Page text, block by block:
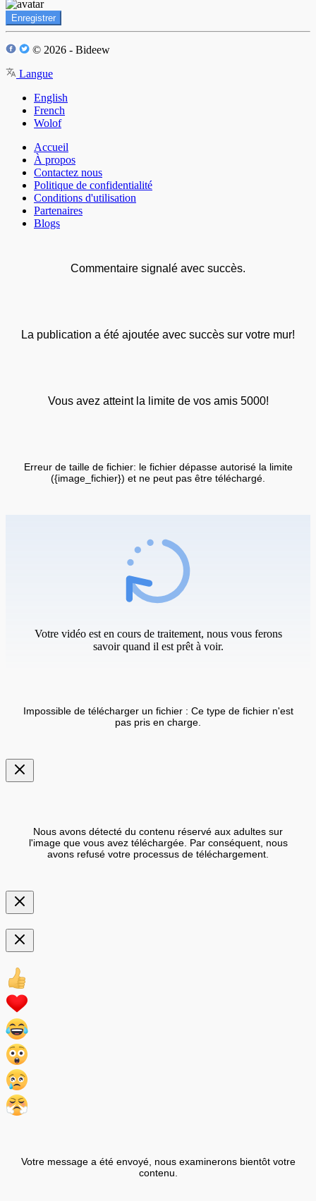
Enregistrer
© 2026 - Bideew
Langue
English
French
Wolof
Accueil
À propos
Contactez nous
Politique de confidentialité
Conditions d'utilisation
Partenaires
Blogs
Commentaire signalé avec succès.
La publication a été ajoutée avec succès sur votre mur!
Vous avez atteint la limite de vos amis 5000!
Erreur de taille de fichier: le fichier dépasse autorisé la limite
({image_fichier}) et ne peut pas être téléchargé.
Votre vidéo est en cours de traitement, nous vous ferons
savoir quand il est prêt à voir.
Impossible de télécharger un fichier : Ce type de fichier n'est
pas pris en charge.
Nous avons détecté du contenu réservé aux adultes sur
l'image que vous avez téléchargée. Par conséquent, nous
avons refusé votre processus de téléchargement.
Votre message a été envoyé, nous examinerons bientôt votre
contenu.